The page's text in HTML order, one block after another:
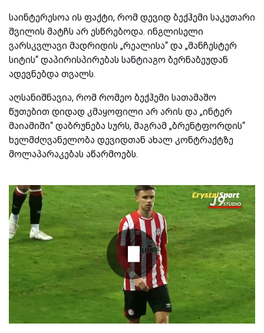
საინტერესოა ის ფაქტი, რომ დევიდ ბექჰემი საკუთარი
შვილის მატჩს არ ესწრებოდა. ინგლისელი
ვარსკვლავი მადრიდის „რეალისა“ და „მანჩესტერ
სიტის“ დაპირისპირებას სანტიაგო ბერნაბეუდან
ადევნებდა თვალს.
აღსანიშნავია, რომ რომეო ბექჰემი სათამაშო
წუთებით დიდად კმაყოფილი არ არის და „ინტერ
მაიამიში“ დაბრუნება სურს, მაგრამ „ბრენტფორდის“
ხელმძღვანელობა დევიდთან ახალ კონტრაქტზე
მოლაპარაკებას აწარმოებს.